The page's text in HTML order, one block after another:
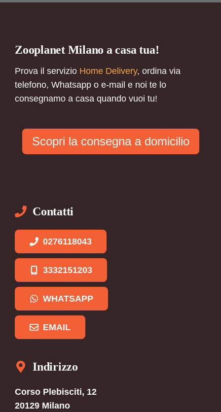
Zooplanet Milano a casa tua!
Prova il servizio Home Delivery, ordina via
telefono, Whatsapp o e-mail e noi te lo
consegnamo a casa quando vuoi tu!
Scopri la consegna a domicilio
Contatti
0276118043
3332151203
WHATSAPP
EMAIL
Indirizzo
Corso Plebisciti, 12
20129 Milano